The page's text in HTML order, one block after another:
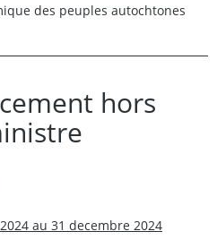
des peuples autochtones
hors
au 31 decembre 2024